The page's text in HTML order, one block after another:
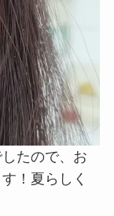
たので、お
！夏らしく